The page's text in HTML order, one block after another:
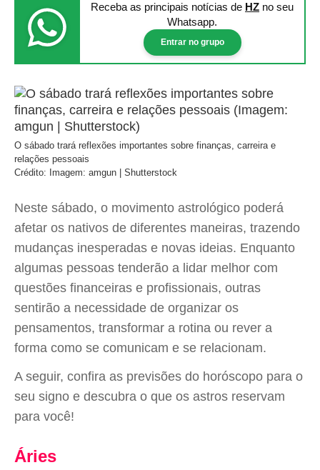
Receba as principais notícias de HZ no seu
Whatsapp.
Entrar no grupo
O sábado trará reflexões importantes sobre finanças, carreira e
relações pessoais
Crédito: Imagem: amgun | Shutterstock
Neste sábado, o movimento astrológico poderá
afetar os nativos de diferentes maneiras, trazendo
mudanças inesperadas e novas ideias. Enquanto
algumas pessoas tenderão a lidar melhor com
questões financeiras e profissionais, outras
sentirão a necessidade de organizar os
pensamentos, transformar a rotina ou rever a
forma como se comunicam e se relacionam.
A seguir, confira as previsões do horóscopo para o
seu signo e descubra o que os astros reservam
para você!
Áries